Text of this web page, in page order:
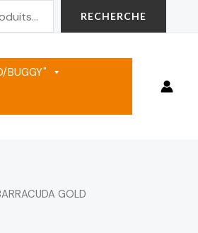
RECHERCHE
BUGGY"
GOLD